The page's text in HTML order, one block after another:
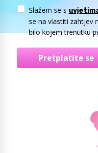
Slažem se s
se na vlastiti zahtjev
bilo kojem trenutku
Pretplatite se